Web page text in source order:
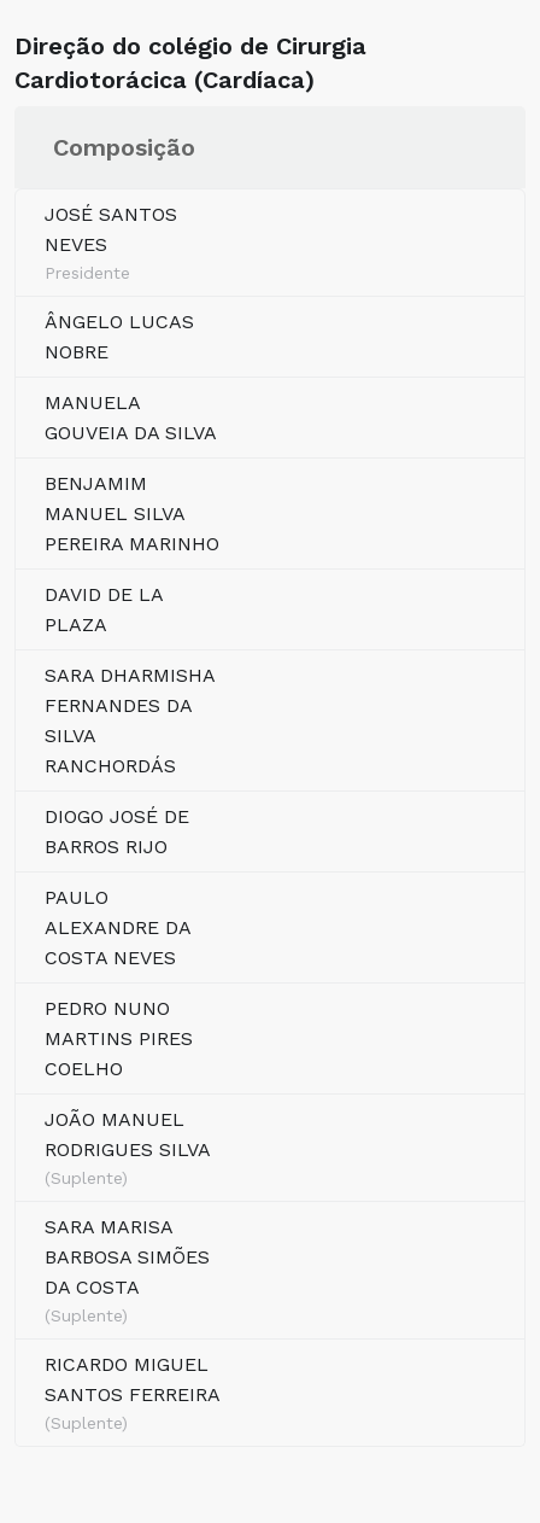
Direção do colégio de Cirurgia
Cardiotorácica (Cardíaca)
Composição
JOSÉ SANTOS
NEVES
Presidente
ÂNGELO LUCAS
NOBRE
MANUELA
GOUVEIA DA SILVA
BENJAMIM
MANUEL SILVA
PEREIRA MARINHO
DAVID DE LA
PLAZA
SARA DHARMISHA
FERNANDES DA
SILVA
RANCHORDÁS
DIOGO JOSÉ DE
BARROS RIJO
PAULO
ALEXANDRE DA
COSTA NEVES
PEDRO NUNO
MARTINS PIRES
COELHO
JOÃO MANUEL
RODRIGUES SILVA
(Suplente)
SARA MARISA
BARBOSA SIMÕES
DA COSTA
(Suplente)
RICARDO MIGUEL
SANTOS FERREIRA
(Suplente)